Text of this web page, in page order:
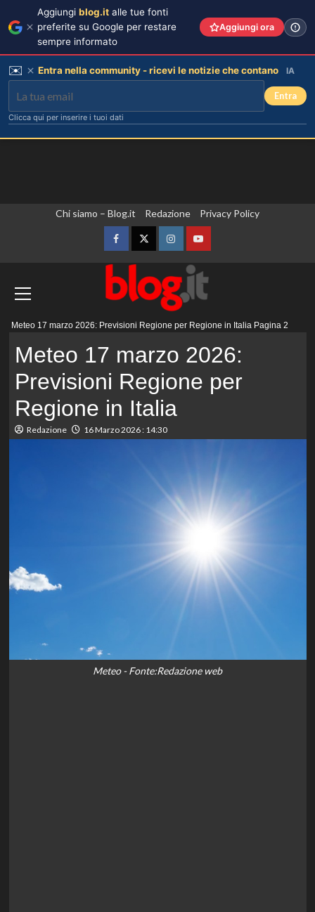
Chi siamo – Blog.it Redazione Privacy Policy
FacebookTwitterInstagramYouTube
Meteo 17 marzo 2026: Previsioni Regione per Regione in Italia Pagina 2
Meteo 17 marzo 2026:
Previsioni Regione per
Regione in Italia
Redazione 16 Marzo 2026 : 14:30
Meteo - Fonte:Redazione web
Aggiungi blog.it alle tue fonti
preferite su Google per restare
sempre informato
Aggiungi ora
✉️ Entra nella community - ricevi le notizie che contano IA
Entra
Clicca qui per inserire i tuoi dati